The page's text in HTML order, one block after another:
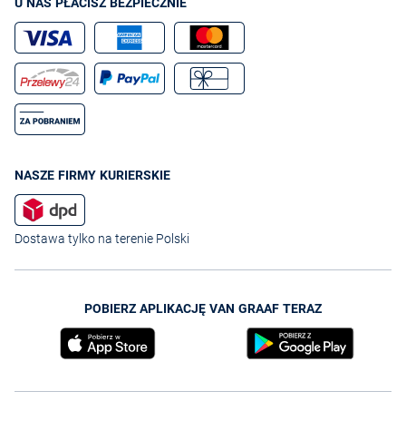
NASZE FIRMY KURIERSKIE
Dostawa tylko na terenie Polski
POBIERZ APLIKACJĘ VAN GRAAF TERAZ